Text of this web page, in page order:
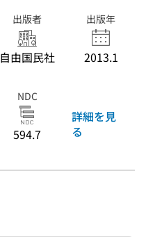
出版者
自由国民社
出版年
2013.1
NDC
594.7
詳細を見
る